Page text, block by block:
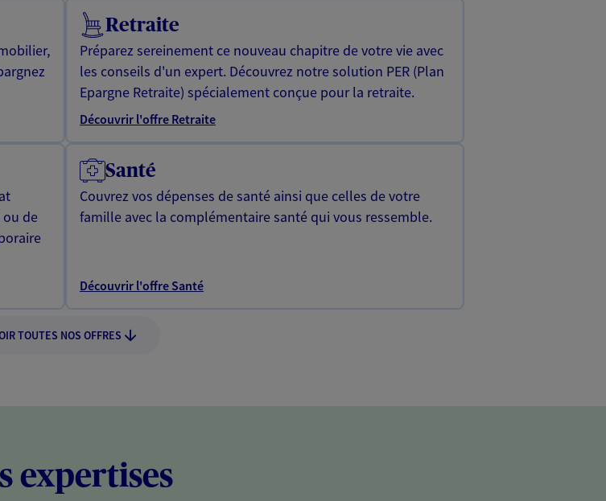
Retraite
Préparez sereinement ce nouveau chapitre de votre vie avec
les conseils d'un expert. Découvrez notre solution PER (Plan
Epargne Retraite) spécialement conçue pour la retraite.
Découvrir l'offre Retraite
ou de
Santé
Couvrez vos dépenses de santé ainsi que celles de votre
famille avec la complémentaire santé qui vous ressemble.
Découvrir l'offre Santé
TOUTES NOS OFFRES
expertises